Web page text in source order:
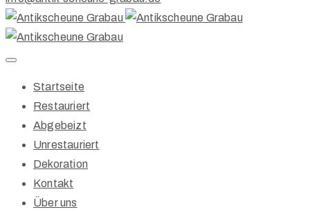
Startseite
Restauriert
Abgebeizt
Unrestauriert
Dekoration
Kontakt
Über uns